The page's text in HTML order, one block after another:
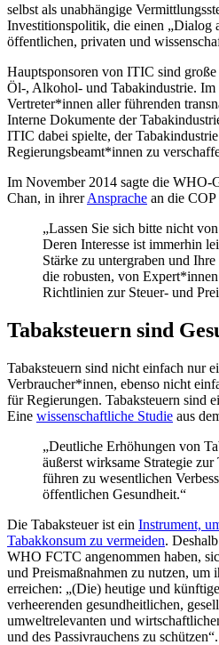
selbst als unabhängige
Investitionspolitik, die einen „Dialog
öffentlichen, privaten und
Hauptsponsoren von ITIC sind
Öl-, Alkohol- und Tabakindustrie.
Vertreter*innen aller führenden
Interne Dokumente der
ITIC dabei spielte, der
Regierungsbeamt*innen zu
Im November 2014 sagte die WHO-
Chan, in ihrerAnsprache an die
„Lassen Sie sich bitte nicht
Deren Interesse ist immerhin
Stärke zu untergraben und
die robusten, von
Richtlinien zur Steuer- und
Tabaksteuern sind
Tabaksteuern sind nicht einfach nur
Verbraucher*innen, ebenso nicht
für Regierungen. Tabaksteuern sind
Eine wissenschaftliche Studie aus
„Deutliche Erhöhungen von
äußerst wirksame Strategie
führen zu wesentlichen
öffentlichen Gesundheit.“
Die Tabaksteuer ist ein Instrument,
Tabakkonsum zu vermeiden.
WHO FCTC angenommen haben,
und Preismaßnahmen zu nutzen, um
erreichen: „(Die) heutige und
verheerenden gesundheitlichen,
umweltrelevanten und
und des Passivrauchens zu schützen“.